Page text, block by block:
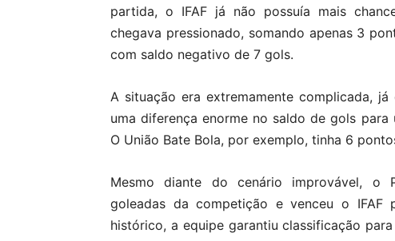
partida, o IFAF já não possuía mais
chegava pressionado, somando apenas 3
com saldo negativo de 7 gols.
A situação era extremamente complicada,
uma diferença enorme no saldo de gols
O União Bate Bola, por exemplo, tinha 6
Mesmo diante do cenário improvável, o
goleadas da competição e venceu o
histórico, a equipe garantiu classificação